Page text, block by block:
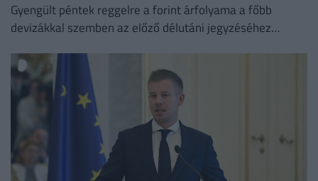
Gyengült péntek reggelre a forint árfolyama a főbb
devizákkal szemben az előző délutáni jegyzéséhez